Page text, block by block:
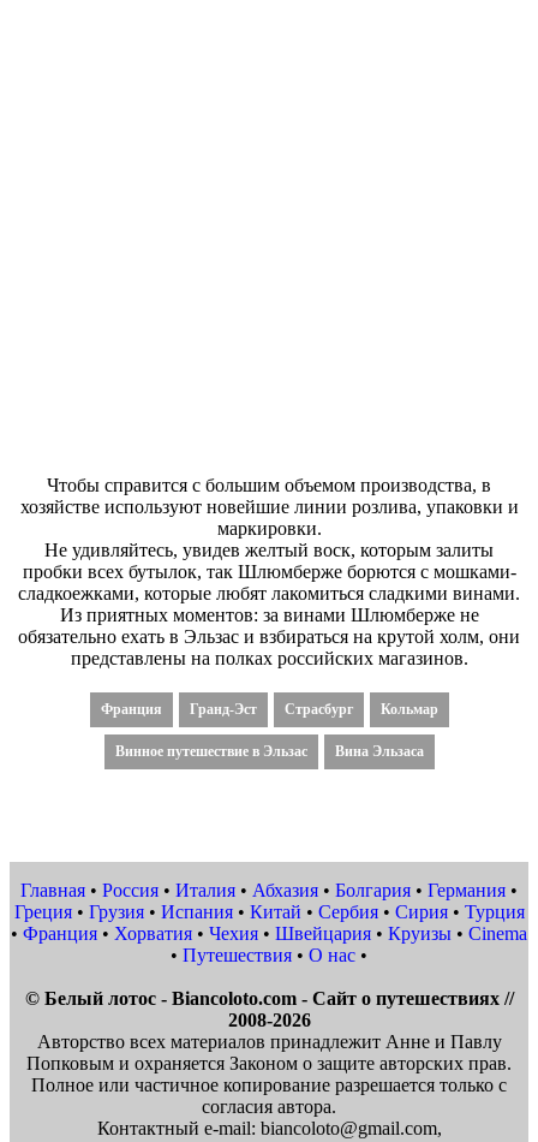
Чтобы справится с большим объемом производства, в
хозяйстве используют новейшие линии розлива, упаковки и
маркировки.
Не удивляйтесь, увидев желтый воск, которым залиты
пробки всех бутылок, так Шлюмберже борются с мошками-
сладкоежками, которые любят лакомиться сладкими винами.
Из приятных моментов: за винами Шлюмберже не
обязательно ехать в Эльзас и взбираться на крутой холм, они
представлены на полках российских магазинов.
Франция Гранд-Эст Страсбург Кольмар
Винное путешествие в Эльзас Вина Эльзаса
Главная • Россия • Италия • Абхазия • Болгария • Германия •
Греция• Грузия• Испания• Китай • Сербия• Сирия• Турция
• Франция • Хорватия • Чехия • Швейцария • Круизы • Cinema
• Путешествия • О нас •
© Белый лотос - Biancoloto.com - Сайт о путешествиях //
2008-2026
Авторство всех материалов принадлежит Анне и Павлу
Попковым и охраняется Законом о защите авторских прав.
Полное или частичное копирование разрешается только с
согласия автора.
Контактный e-mail: biancoloto@gmail.com,